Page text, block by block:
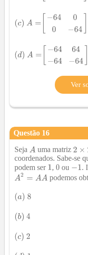
Ver
Questão 16
Seja
uma matriz
coordenados. Sabe-se
podem ser
, ou
.
podemos